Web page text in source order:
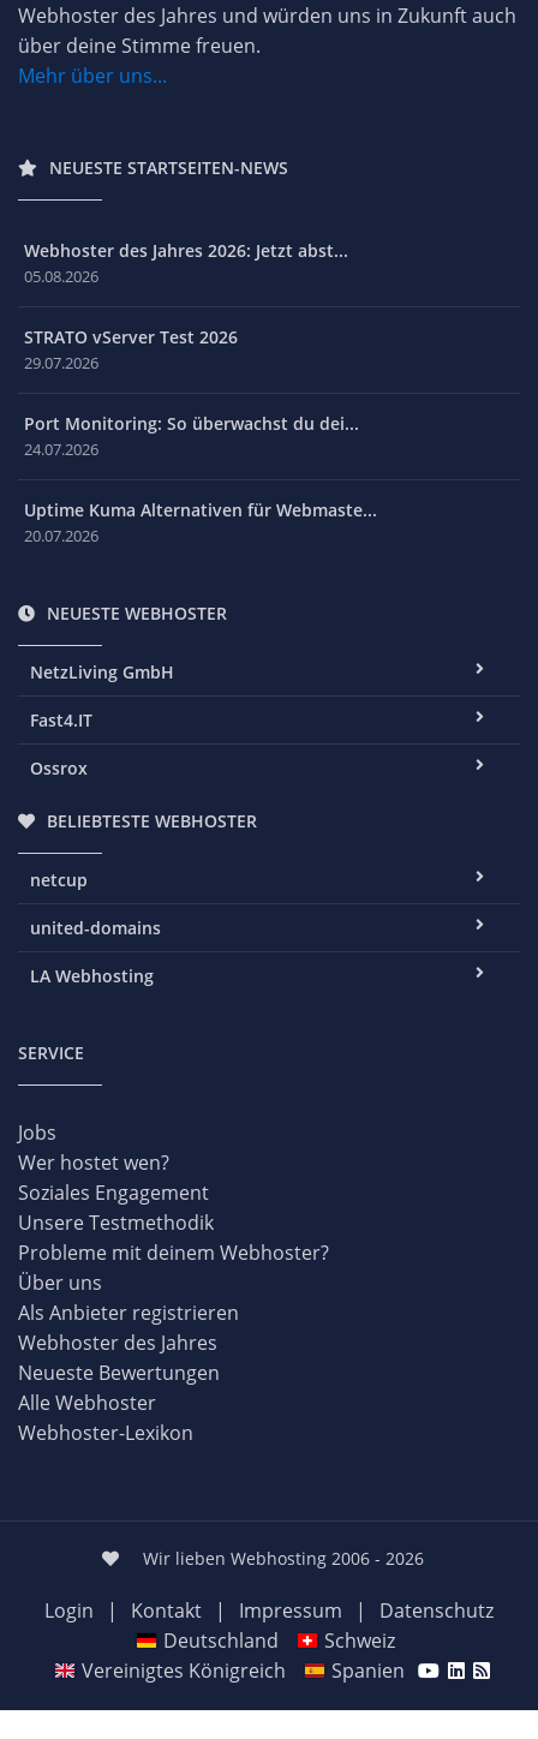
Webhoster des Jahres und würden uns in Zukunft auch
über deine Stimme freuen.
Mehr über uns...
NEUESTE STARTSEITEN-NEWS
Webhoster des Jahres 2026: Jetzt abst...
05.08.2026
STRATO vServer Test 2026
29.07.2026
Port Monitoring: So überwachst du dei...
24.07.2026
Uptime Kuma Alternativen für Webmaste...
20.07.2026
NEUESTE WEBHOSTER
NetzLiving GmbH
Fast4.IT
Ossrox
BELIEBTESTE WEBHOSTER
netcup
united-domains
LA Webhosting
SERVICE
Jobs
Wer hostet wen?
Soziales Engagement
Unsere Testmethodik
Probleme mit deinem Webhoster?
Über uns
Als Anbieter registrieren
Webhoster des Jahres
Neueste Bewertungen
Alle Webhoster
Webhoster-Lexikon
Wir lieben Webhosting 2006 - 2026
Login | Kontakt | Impressum |
Datenschutz
Deutschland
Schweiz
Vereinigtes Königreich
Spanien